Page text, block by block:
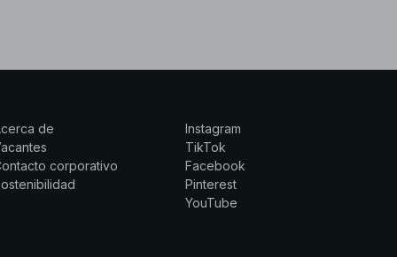
de
corporativo
Instagram
TikTok
Facebook
Pinterest
YouTube